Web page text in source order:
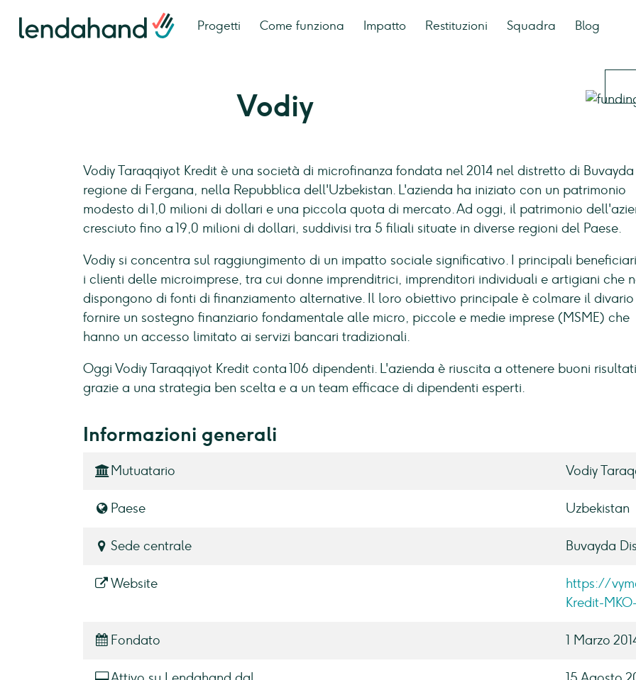
Progetti Come funziona Impatto Restituzioni Squadra Blog
Vodiy
Vodiy Taraqqiyot Kredit è una società di microfinanza fondata nel 2014 nel distretto di
regione di Fergana, nella Repubblica dell'Uzbekistan. L'azienda ha iniziato con un patrimonio
modesto di 1,0 milioni di dollari e una piccola quota di mercato. Ad oggi, il patrimonio
cresciuto fino a 19,0 milioni di dollari, suddivisi tra 5 filiali situate in diverse regioni del Paese.
Vodiy si concentra sul raggiungimento di un impatto sociale significativo. I principali
i clienti delle microimprese, tra cui donne imprenditrici, imprenditori individuali e artigiani che
dispongono di fonti di finanziamento alternative. Il loro obiettivo principale è colmare il
fornire un sostegno finanziario fondamentale alle micro, piccole e medie imprese (MSME) che
hanno un accesso limitato ai servizi bancari tradizionali.
Oggi Vodiy Taraqqiyot Kredit conta 106 dipendenti. L'azienda è riuscita a ottenere buoni risultati
grazie a una strategia ben scelta e a un team efficace di dipendenti esperti.
Informazioni generali
Mutuatario Vodiy
Paese Uzbekistan
Sede centrale Buvayda
Website
https://
Kredit-
Fondato 1 Marzo